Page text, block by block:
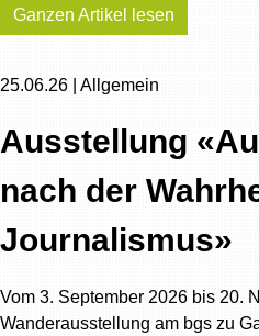
Ganzen Artikel lesen
25.06.26 | Allgemein
Ausstellung
nach der
Journalismus»
Vom 3. September 2026 bis 20.
Wanderausstellung am bgs zu